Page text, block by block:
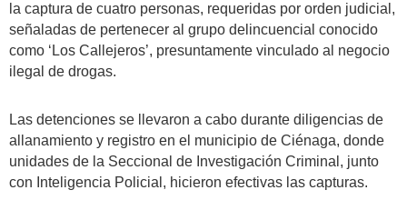
la captura de cuatro personas, requeridas por orden judicial,
señaladas de pertenecer al grupo delincuencial conocido
como ‘Los Callejeros’, presuntamente vinculado al negocio
ilegal de drogas.
Las detenciones se llevaron a cabo durante diligencias de
allanamiento y registro en el municipio de Ciénaga, donde
unidades de la Seccional de Investigación Criminal, junto
con Inteligencia Policial, hicieron efectivas las capturas.